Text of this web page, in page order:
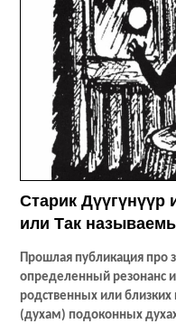
Старик Дүүгүнүүр
или Так
Прошлая публикация про
определенный резонанс и
родственных или
(духам) подоконных